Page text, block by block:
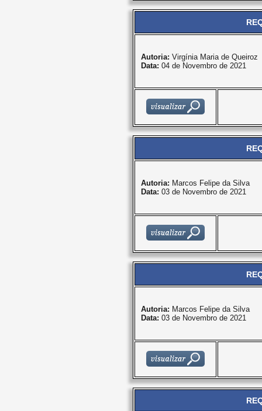
Autoria: Virgínia Maria de Queiroz
Data: 04 de Novembro de 2021
Autoria: Marcos Felipe da Silva
Data: 03 de Novembro de 2021
Autoria: Marcos Felipe da Silva
Data: 03 de Novembro de 2021